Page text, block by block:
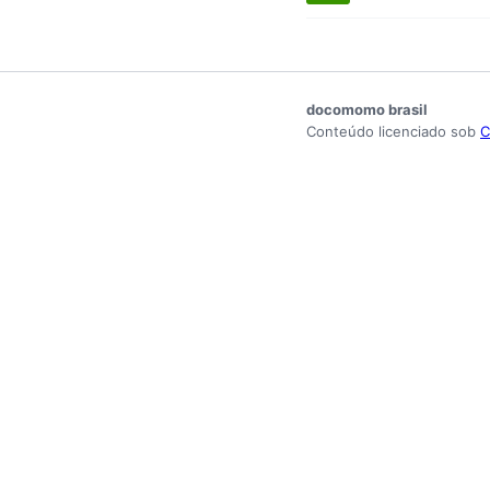
docomomo brasil
Conteúdo licenciado sob